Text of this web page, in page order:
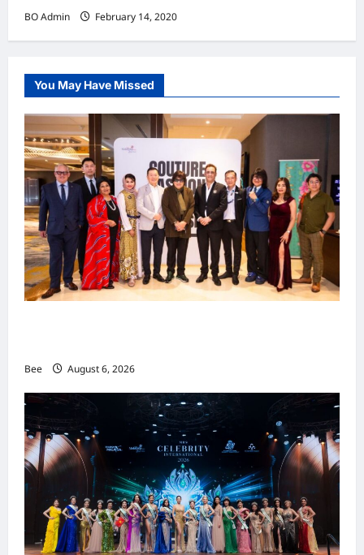
BO Admin February 14, 2020
You May Have Missed
Bee August 6, 2026